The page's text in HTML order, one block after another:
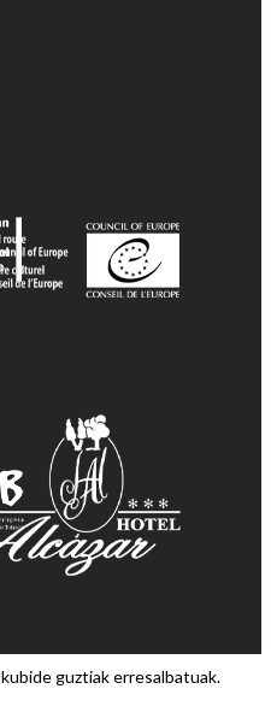
guztiak erresalbatuak.